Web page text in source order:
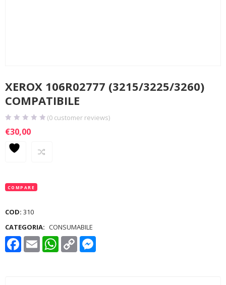
XEROX 106R02777 (3215/3225/3260)
COMPATIBILE
(0 customer reviews)
€30,00
COMPARE
COD: 310
CATEGORIA: CONSUMABILE
Facebook
Email WhatsApp
Copy
Link